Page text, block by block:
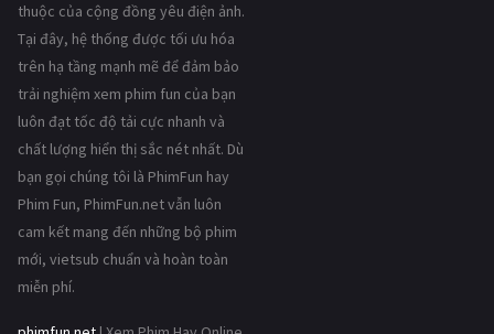
thuộc của cộng đồng yêu điện ảnh.
Tại đây, hệ thống được tối ưu hóa
trên hạ tầng mạnh mẽ để đảm bảo
trải nghiệm xem phim fun của bạn
luôn đạt tốc độ tải cực nhanh và
chất lượng hiển thị sắc nét nhất. Dù
bạn gọi chúng tôi là PhimFun hay
Phim Fun, PhimFun.net vẫn luôn
cam kết mang đến những bộ phim
mới, vietsub chuẩn và hoàn toàn
miễn phí.